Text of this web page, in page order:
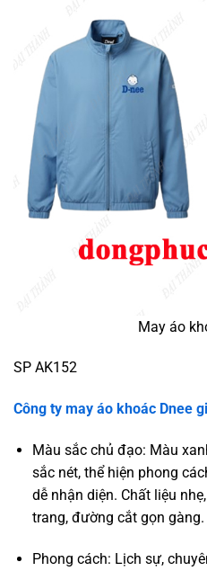
May áo
SP AK152
Công ty may áo khoác Dnee
Màu sắc chủ đạo: Màu
sắc nét, thể hiện phong
dễ nhận diện. Chất liệu
trang, đường cắt gọn gàng.
Phong cách: Lịch sự,